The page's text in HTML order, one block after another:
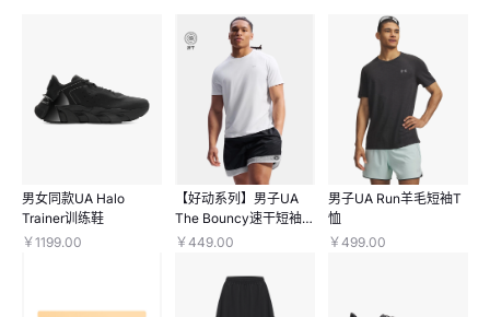
男女同款UA Halo
Trainer训练鞋
￥1199.00
【好动系列】男子UA
The Bouncy速干短袖T
恤
￥449.00
男子UA Run羊毛短袖T
恤
￥499.00